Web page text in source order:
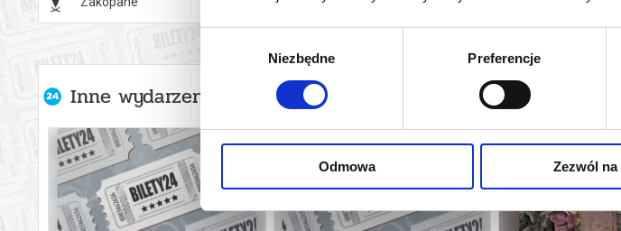
Niezbędne Preferencje
Odmowa Zezwól
Bezpieczne zakupy w Bilety24. W przypadku
Inne wydarzenia organizatora